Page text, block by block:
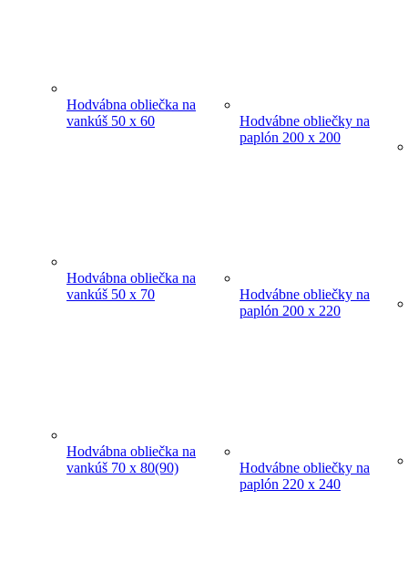
Hodvábna obliečka na
vankúš 50 x 60
Hodvábna obliečka na
vankúš 50 x 70
Hodvábna obliečka na
vankúš 70 x 80(90)
Hodvábne obliečky na
paplón 200 x 200
Hodvábne obliečky na
paplón 200 x 220
Hodvábne obliečky na
paplón 220 x 240